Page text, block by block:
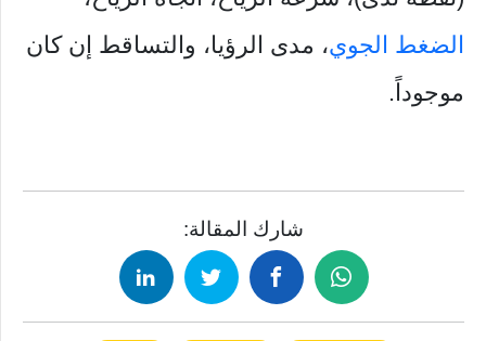
الضغط الجوي، مدى الرؤيا، والتساقط إن كان
موجوداً.
شارك المقالة: